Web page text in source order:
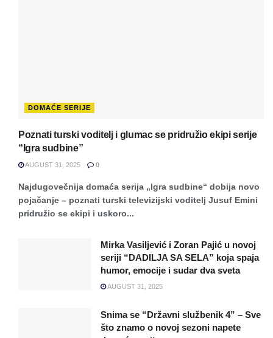
DOMAĆE SERIJE
Poznati turski voditelj i glumac se pridružio ekipi serije
“Igra sudbine”
AUGUST 31, 2025 0
Najdugovečnija domaća serija „Igra sudbine“ dobija novo
pojačanje – poznati turski televizijski voditelj Jusuf Emini
pridružio se ekipi i uskoro...
Mirka Vasiljević i Zoran Pajić u novoj
seriji “DADILJA SA SELA” koja spaja
humor, emocije i sudar dva sveta
AUGUST 31, 2025
Snima se “Državni službenik 4” – Sve
što znamo o novoj sezoni napete